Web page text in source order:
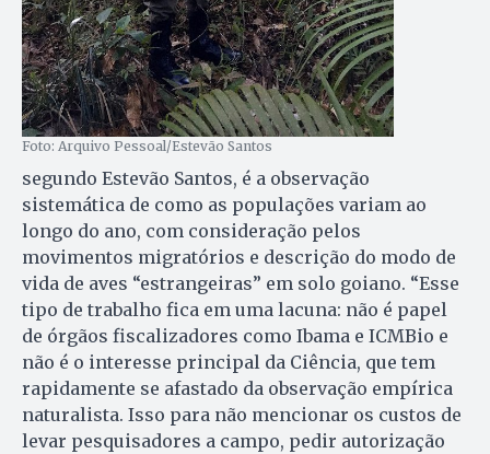
Foto: Arquivo Pessoal/Estevão Santos
segundo Estevão Santos, é a observação
sistemática de como as populações variam ao
longo do ano, com consideração pelos
movimentos migratórios e descrição do modo de
vida de aves “estrangeiras” em solo goiano. “Esse
tipo de trabalho fica em uma lacuna: não é papel
de órgãos fiscalizadores como Ibama e ICMBio e
não é o interesse principal da Ciência, que tem
rapidamente se afastado da observação empírica
naturalista. Isso para não mencionar os custos de
levar pesquisadores a campo, pedir autorização